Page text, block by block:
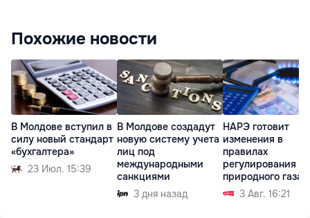
Похожие новости
В Молдове вступил в
силу новый стандарт
«бухгалтера»
23 Июл. 15:39
В Молдове создадут
новую систему учета
лиц под
международными
санкциями
3 дня назад
НАРЭ готовит
изменения в
правилах
регулирования
природного газа
3 Авг. 16:21